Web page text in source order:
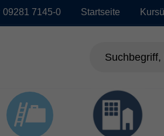
7145-0 Startseite